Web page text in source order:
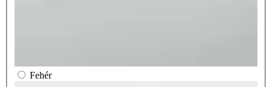
Fehér